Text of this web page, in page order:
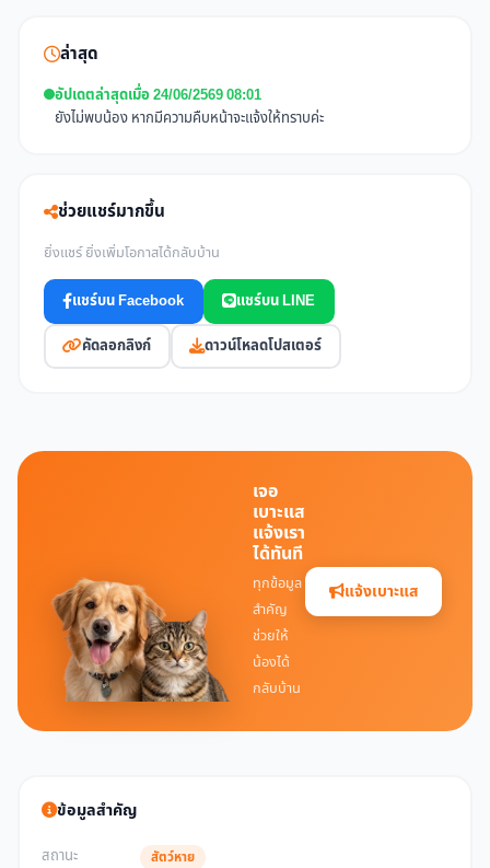
ล่าสุด
อัปเดตล่าสุดเมื่อ 24/06/2569 08:01
ยังไม่พบน้อง หากมีความคืบหน้าจะแจ้งให้ทราบค่ะ
ช่วยแชร์มากขึ้น
ยิ่งแชร์ ยิ่งเพิ่มโอกาสได้กลับบ้าน
แชร์บน Facebook แชร์บน LINE
คัดลอกลิงก์ ดาวน์โหลดโปสเตอร์
เจอ
เบาะแส
แจ้งเรา
ได้ทันที
ทุกข้อมูล
สำคัญ
ช่วยให้
น้องได้
กลับบ้าน
แจ้งเบาะแส
ข้อมูลสำคัญ
สถานะ สัตว์หาย